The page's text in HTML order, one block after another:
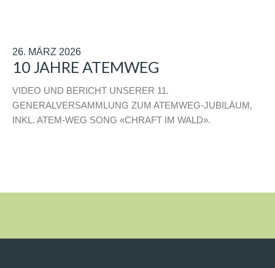
26. MÄRZ 2026
10 JAHRE ATEMWEG
VIDEO UND BERICHT UNSERER 11.
GENERALVERSAMMLUNG ZUM ATEMWEG-JUBILÄUM,
INKL. ATEM-WEG SONG «CHRAFT IM WALD».